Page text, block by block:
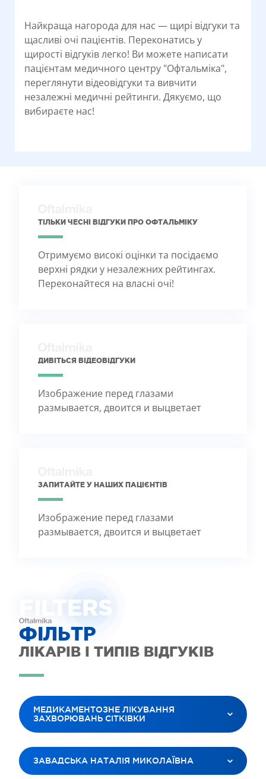
Найкраща нагорода для нас — щирі відгуки та
щасливі очі пацієнтів. Переконатись у
щирості відгуків легко! Ви можете написати
пацієнтам медичного центру "Офтальміка",
переглянути відеовідгуки та вивчити
незалежні медичні рейтинги. Дякуємо, що
вибираєте нас!
ТІЛЬКИ ЧЕСНІ ВІДГУКИ ПРО ОФТАЛЬМІКУ
Отримуємо високі оцінки та посідаємо
верхні рядки у незалежних рейтингах.
Переконайтеся на власні очі!
ДИВІТЬСЯ ВІДЕОВІДГУКИ
Изображение перед глазами
размывается, двоится и выцветает
ЗАПИТАЙТЕ У НАШИХ ПАЦІЄНТІВ
Изображение перед глазами
размывается, двоится и выцветает
FILTERS
ФІЛЬТР
ЛІКАРІВ І ТИПІВ ВІДГУКІВ
МЕДИКАМЕНТОЗНЕ ЛІКУВАННЯ
ЗАХВОРЮВАНЬ СІТКІВКИ
ВСІ ПОСЛУГИ
ЛАЗЕРНА КОРЕКЦІЯ ЗОРУ
ЗАВАДСЬКА НАТАЛІЯ МИКОЛАЇВНА